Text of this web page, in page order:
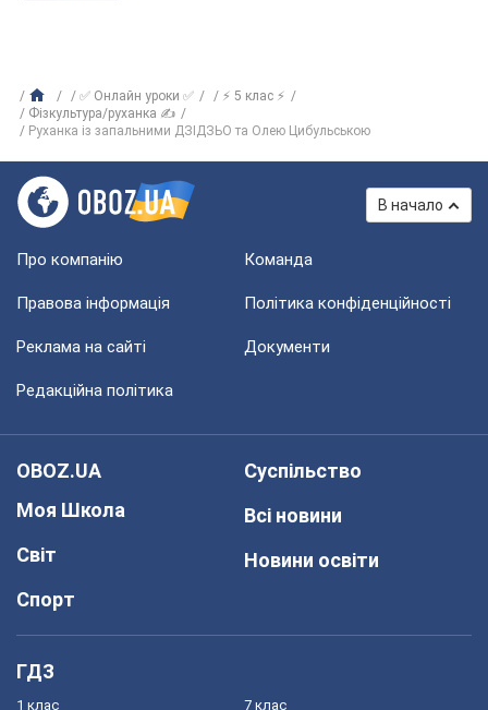
✅ Онлайн уроки ✅
⚡ 5 клас ⚡
Фізкультура/руханка ✍
Руханка із запальними ДЗІДЗЬО та Олею Цибульською
В начало
Про компанію Команда
Правова інформація Політика конфіденційності
Реклама на сайті Документи
Редакційна політика
OBOZ.UA
Моя Школа
Світ
Спорт
Суспільство
Всі новини
Новини освіти
ГДЗ
1 клас 7 клас